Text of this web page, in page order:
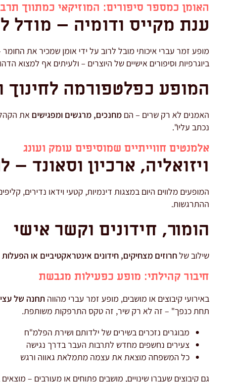
האומן כמספר סיפורים: המוזיקאי כמתווך
ענת מקייס ודומיה – מודל
מופע זמר עברי איכותי מובל לרוב על ידי אומן שמכיר את החומר
ביוגרפיות וסיפורים אישיים של היוצרים – ולעיתים אף למצוא
המופע כפלטפורמה לחינוך
האמנים לא רק שרים – הם מחנכים, מרגשים ומפגישים את הקהל
נכתב עליו".
אלמנטים חווייתיים שמוסיפים עומק ועונג
ויזואליה, ארכיון וסאונד
המופעים מלווים היום במצגות דינמיות, קטעי וידאו נדירים,
ההתרגשות.
הומור, חידונים וקשר אישי
שילוב שלחרוזים מצחיקים, חידונים אינטראקטיביים או
חיבור קהילתי: מופע כפעילות מגבשת
באירועי קיבוצים או מושבים, מופע זמר עברי מהווה תחנה של
תחת כנפך" – זה לא רק שיר, זה טקס התרפקות משותפת.
מבוגרים נזכרים בשירים של ילדותם ושירת הפלמ"ח
צעירים נחשפים מחדש לתרבות העבר בדרך נגישה
כל המשפחה מוצאת את עצמה מתמלאת גאווה ורגש
גם קיבוצים שעברו שינויים, מושבים פתוחים או מעורבים –